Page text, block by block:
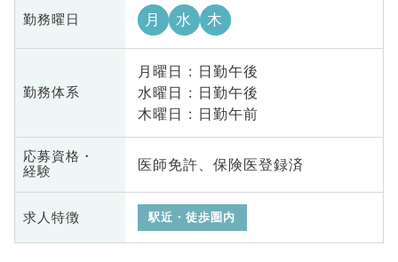
勤務曜日 月 水 木
勤務体系
月曜日 : 日勤午後
水曜日 : 日勤午後
木曜日 : 日勤午前
応募資格・
経験
医師免許、保険医登録済
求人特徴 駅近・徒歩圏内